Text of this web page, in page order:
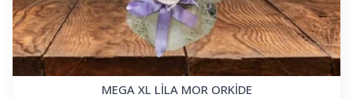
MEGA XL LİLA MOR ORKİDE